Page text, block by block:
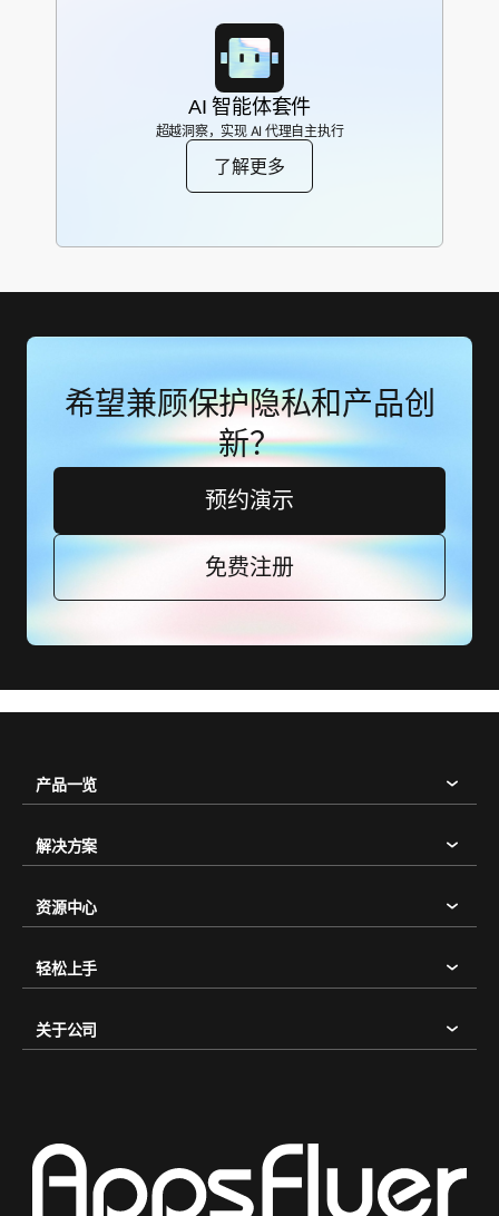
AI 智能体套件
超越洞察，实现 AI 代理自主执行
了解更多
希望兼顾保护隐私和产品创
新？
预约演示
免费注册
产品一览
解决方案
资源中心
轻松上手
关于公司